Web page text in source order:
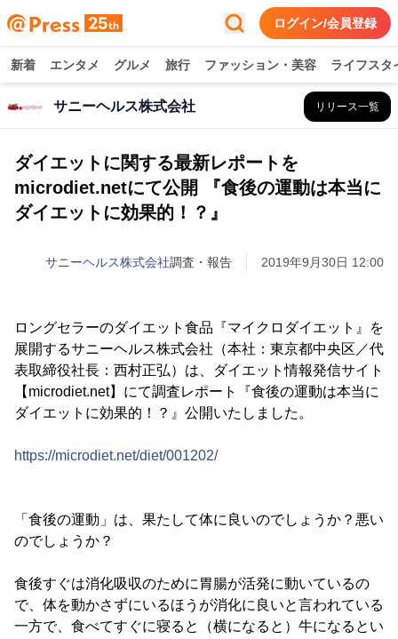
ログイン/会員登録
新着 エンタメ グルメ 旅行 ファッション・美容 ライフスタ
サニーヘルス株式会社 リリース一覧
ダイエットに関する最新レポートを
microdiet.netにて公開 『食後の運動は本当に
ダイエットに効果的！？』
サニーヘルス株式会社調査・報告 2019年9月30日 12:00
ロングセラーのダイエット食品『マイクロダイエット』を
展開するサニーヘルス株式会社（本社：東京都中央区／代
表取締役社長：西村正弘）は、ダイエット情報発信サイト
【microdiet.net】にて調査レポート『食後の運動は本当に
ダイエットに効果的！？』公開いたしました。
https://microdiet.net/diet/001202/
「食後の運動」は、果たして体に良いのでしょうか？悪い
のでしょうか？
食後すぐは消化吸収のために胃腸が活発に動いているの
で、体を動かさずにいるほうが消化に良いと言われている
一方で、食べてすぐに寝ると（横になると）牛になるとい